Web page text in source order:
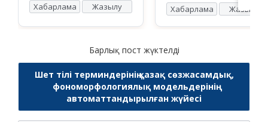
Хабарлама Жазылу
Хабарлама
Жазылу
Барлық пост жүктелді
Шет тілі терминдерінің қазақ сөзжасамдық,
фономорфологиялық модельдерінің
автоматтандырылған жүйесі